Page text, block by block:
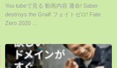
You tubeで見る 動画内容 運命! Saber
destroys the Grail! フェイトゼロ! Fate
Zero 2020 ...